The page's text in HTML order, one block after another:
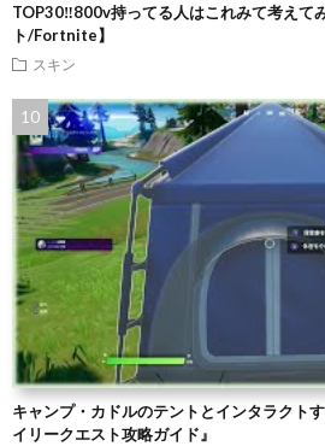
TOP30‼️800v持ってる人はこれみて考えて
ト/Fortnite】
スキン
キャンプ・カドルのテントとインタラクト
イリークエスト攻略ガイド』